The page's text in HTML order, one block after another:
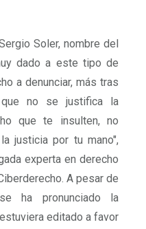
Soler, nombre del
dado a este tipo de
a denunciar, más tras
no se justifica la
que te insulten, no
justicia por tu mano",
experta en derecho
A pesar de
ha pronunciado la
editado a favor